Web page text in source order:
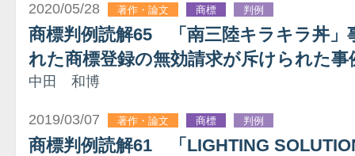
2020/05/28 著作・論文 商標 判例
商標判例読解65 「南三陸キラキラ丼」
れた商標登録の無効請求が斥けられた事
中田 和博
2019/03/07 著作・論文 商標 判例
商標判例読解61 「LIGHTING